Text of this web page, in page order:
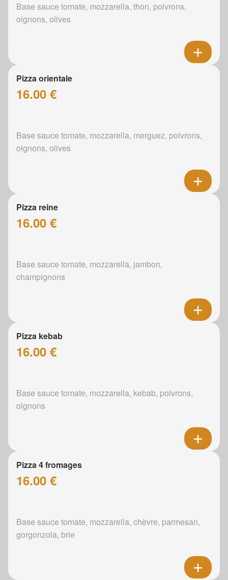
Base sauce tomate, mozzarella, thon, poivrons,
oignons, olives
Pizza orientale
16.00 €
Base sauce tomate, mozzarella, merguez, poivrons,
oignons, olives
Pizza reine
16.00 €
Base sauce tomate, mozzarella, jambon,
champignons
Pizza kebab
16.00 €
Base sauce tomate, mozzarella, kebab, poivrons,
oignons
Pizza 4 fromages
16.00 €
Base sauce tomate, mozzarella, chèvre, parmesan,
gorgonzola, brie